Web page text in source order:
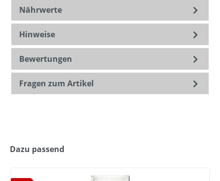
Nährwerte
Hinweise
Bewertungen
Fragen zum Artikel
Dazu passend